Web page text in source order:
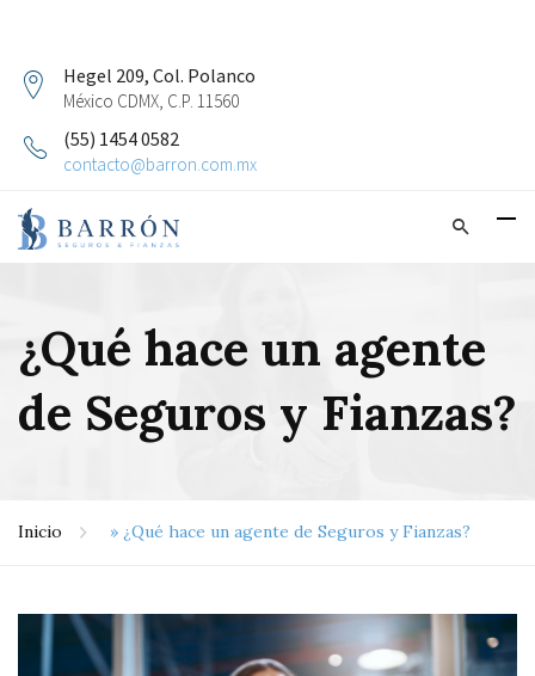
Hegel 209, Col. Polanco
México CDMX, C.P. 11560
(55) 1454 0582
contacto@barron.com.mx
¿Qué hace un agente
de Seguros y Fianzas?
Inicio » ¿Qué hace un agente de Seguros y Fianzas?